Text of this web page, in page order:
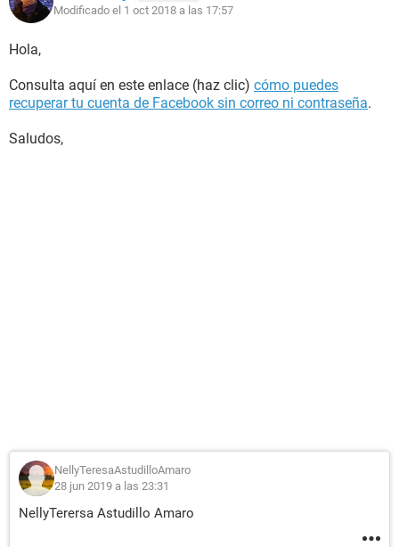
Modificado el 1 oct 2018 a las 17:57
Hola,
Consulta aquí en este enlace (haz clic) cómo puedes
recuperar tu cuenta de Facebook sin correo ni contraseña.
Saludos,
NellyTeresaAstudilloAmaro
28 jun 2019 a las 23:31
NellyTerersa Astudillo Amaro